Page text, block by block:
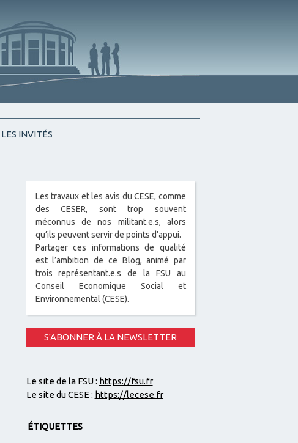
LES INVITÉS
Les travaux et les avis du CESE, comme
des CESER, sont trop souvent
méconnus de nos militant.e.s, alors
qu’ils peuvent servir de points d’appui.
Partager ces informations de qualité
est l’ambition de ce Blog, animé par
trois représentant.e.s de la FSU au
Conseil Economique Social et
Environnemental (CESE).
S'ABONNER À LA NEWSLETTER
Le site de la FSU : https://fsu.fr
Le site du CESE : https://lecese.fr
ÉTIQUETTES